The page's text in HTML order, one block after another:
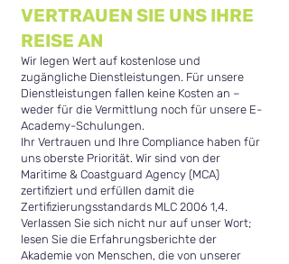
VERTRAUEN SIE UNS IHRE
REISE AN
Wir legen Wert auf kostenlose und
zugängliche Dienstleistungen. Für unsere
Dienstleistungen fallen keine Kosten an –
weder für die Vermittlung noch für unsere E-
Academy-Schulungen.
Ihr Vertrauen und Ihre Compliance haben für
uns oberste Priorität. Wir sind von der
Maritime & Coastguard Agency (MCA)
zertifiziert und erfüllen damit die
Zertifizierungsstandards MLC 2006 1,4.
Verlassen Sie sich nicht nur auf unser Wort;
lesen Sie die Erfahrungsberichte der
Akademie von Menschen, die von unserer